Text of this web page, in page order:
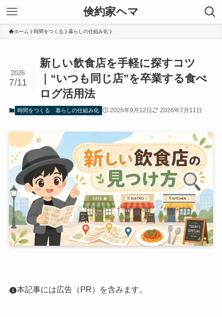
倹約家ヘマ
ホーム 時間をつくる 暮らしの仕組み化
新しい飲食店を手軽に探すコツ
｜“いつも同じ店”を卒業する食べ
ログ活用法
2026
7/11
時間をつくる 暮らしの仕組み化 2025年9月12日 2026年7月11日
本記事には広告（PR）を含みます。